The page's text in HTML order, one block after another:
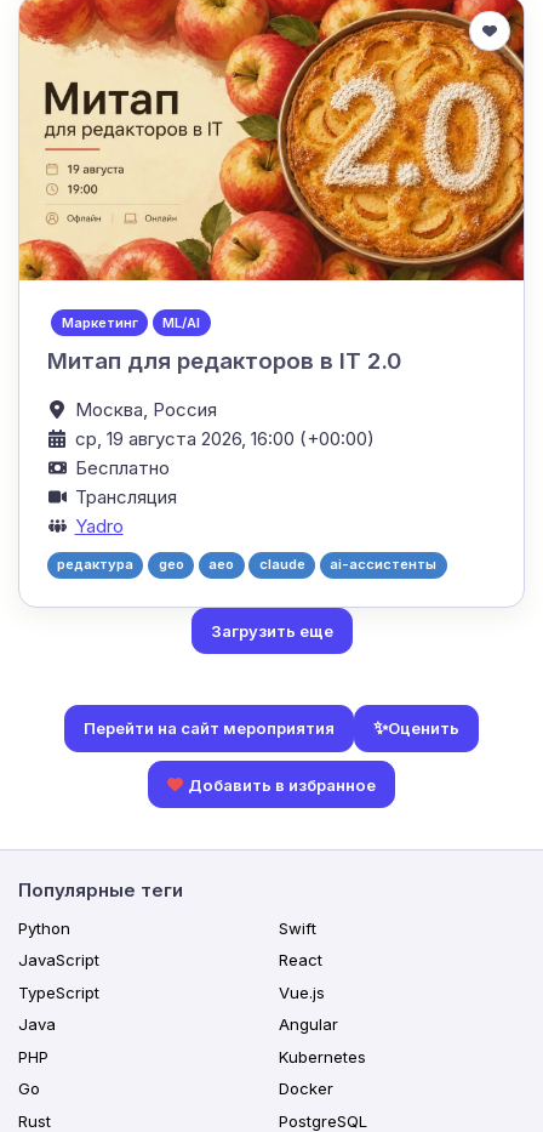
Маркетинг ML/AI
Митап для редакторов в IT 2.0
Москва, Россия
ср, 19 августа 2026, 16:00 (+00:00)
Бесплатно
Трансляция
Yadro
редактура geo aeo claude ai-ассистенты
Загрузить еще
Перейти на сайт мероприятия ✨Оценить
Добавить в избранное
Популярные теги
Python
JavaScript
TypeScript
Java
PHP
Go
Rust
Swift
React
Vue.js
Angular
Kubernetes
Docker
PostgreSQL